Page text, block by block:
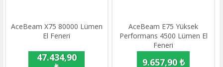
AceBeam X75 80000 Lümen
El Feneri
47.434,90
AceBeam E75 Yüksek
Performans 4500 Lümen El
Feneri
9.657,90 ₺